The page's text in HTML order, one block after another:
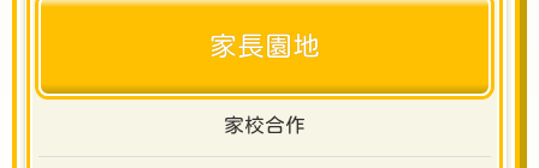
家長園地
家校合作